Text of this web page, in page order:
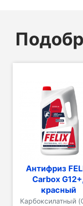
Антифриз
Carbox
красный
Карбоксилатный